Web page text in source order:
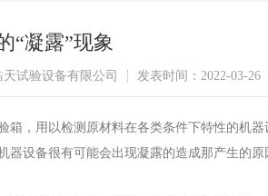
“凝露”现象
试验设备有限公司 发表时间：2022-03-26
箱，用以检测原材料在各类条件下特性的机
设备很有可能会出现凝露的造成那产生的原